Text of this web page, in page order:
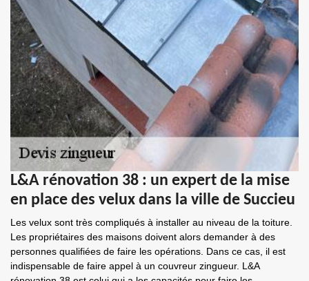
L&A rénovation 38 : un expert de la mise
en place des velux dans la ville de Succieu
Les velux sont très compliqués à installer au niveau de la toiture.
Les propriétaires des maisons doivent alors demander à des
personnes qualifiées de faire les opérations. Dans ce cas, il est
indispensable de faire appel à un couvreur zingueur. L&A